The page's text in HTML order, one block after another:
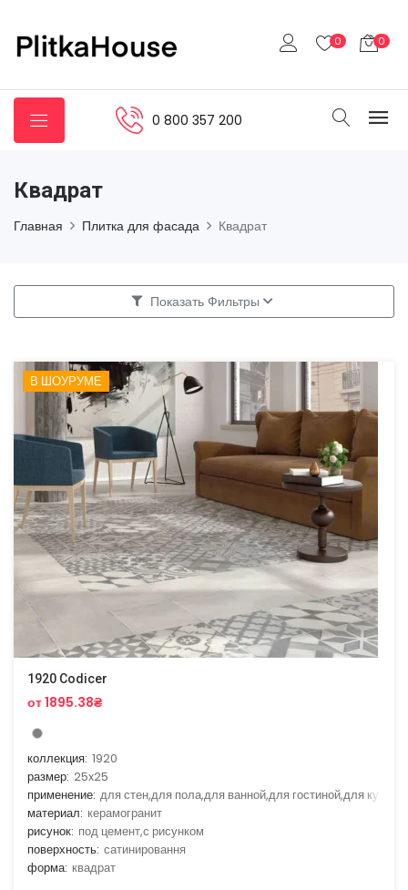
0 0
0 800 357 200
Квадрат
Главная Плитка для фасада Квадрат
Показать Фильтры
В ШОУРУМЕ
1920 Codicer
от 1895.38₴
коллекция: 1920
размер: 25x25
применение: для стен,для пола,для ванной,для гостиной,для кухни
материал: керамогранит
рисунок: под цемент,с рисунком
поверхность: сатинировання
форма: квадрат